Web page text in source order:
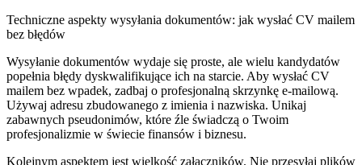
Techniczne aspekty wysyłania dokumentów: jak wysłać CV mailem
bez błędów
Wysyłanie dokumentów wydaje się proste, ale wielu kandydatów
popełnia błędy dyskwalifikujące ich na starcie. Aby wysłać CV
mailem bez wpadek, zadbaj o profesjonalną skrzynkę e-mailową.
Używaj adresu zbudowanego z imienia i nazwiska. Unikaj
zabawnych pseudonimów, które źle świadczą o Twoim
profesjonalizmie w świecie finansów i biznesu.
Kolejnym aspektem jest wielkość załączników. Nie przesyłaj plików